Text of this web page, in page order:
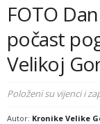
FOTO
počast
Velikoj
Položeni su vijenci i
Autor: Kronike Velike